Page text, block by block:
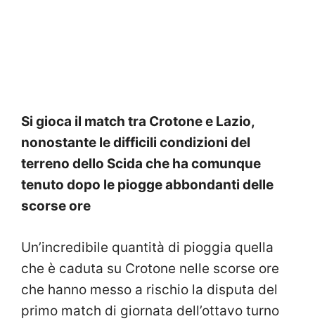
Si gioca il match tra Crotone e Lazio,
nonostante le difficili condizioni del
terreno dello Scida che ha comunque
tenuto dopo le piogge abbondanti delle
scorse ore
Un’incredibile quantità di pioggia quella
che è caduta su Crotone nelle scorse ore
che hanno messo a rischio la disputa del
primo match di giornata dell’ottavo turno